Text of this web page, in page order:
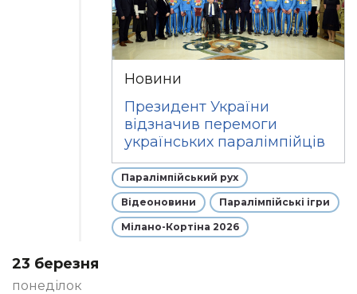
Новини
Президент України
відзначив перемоги
українських паралімпійців
Паралімпійський рух
Відеоновини Паралімпійські ігри
Мілано-Кортіна 2026
23 березня
понеділок